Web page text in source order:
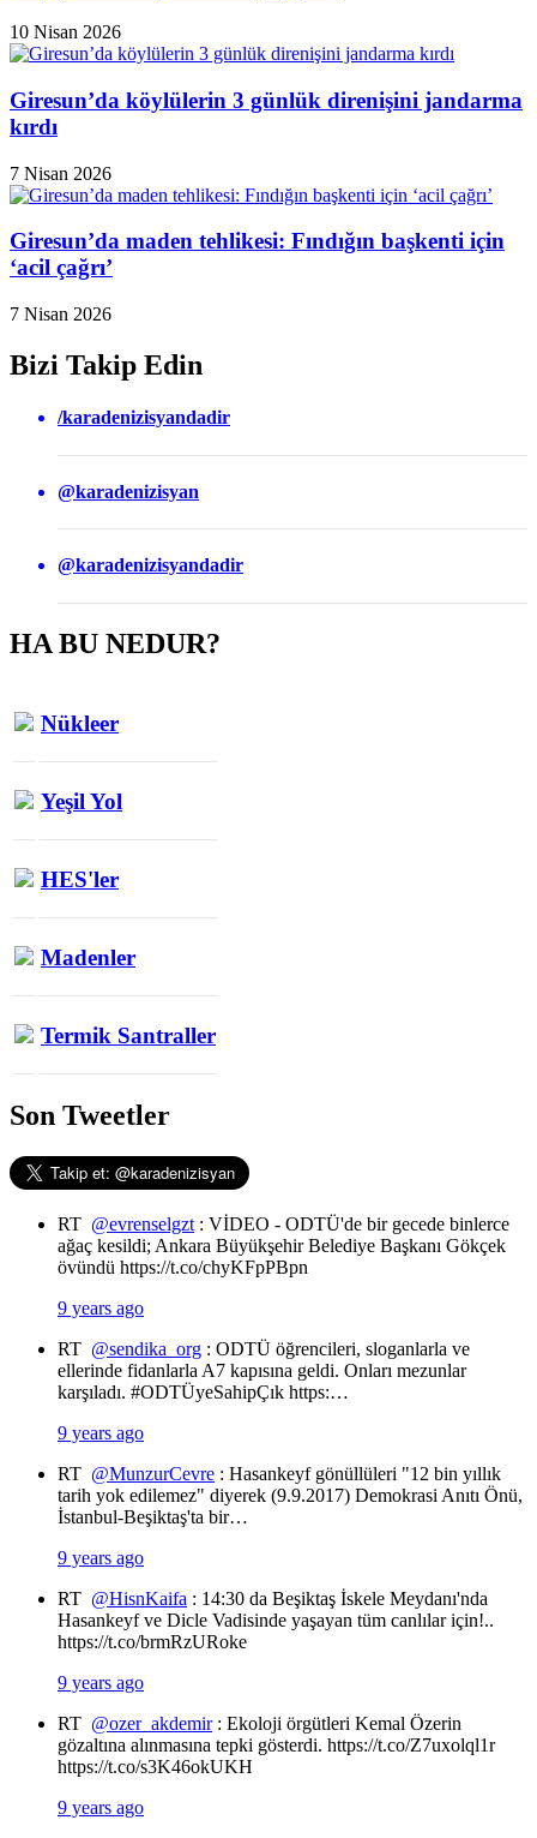
10 Nisan 2026
Giresun’da köylülerin 3 günlük direnişini jandarma
kırdı
7 Nisan 2026
Giresun’da maden tehlikesi: Fındığın başkenti için
‘acil çağrı’
7 Nisan 2026
Bizi Takip Edin
/karadenizisyandadir
@karadenizisyan
@karadenizisyandadir
HA BU NEDUR?
Nükleer
Yeşil Yol
HES'ler
Madenler
Termik Santraller
Son Tweetler
RT @evrenselgzt : VİDEO - ODTÜ'de bir gecede binlerce
ağaç kesildi; Ankara Büyükşehir Belediye Başkanı Gökçek
övündü https://t.co/chyKFpPBpn
9 years ago
RT @sendika_org : ODTÜ öğrencileri, sloganlarla ve
ellerinde fidanlarla A7 kapısına geldi. Onları mezunlar
karşıladı. #ODTÜyeSahipÇık https:…
9 years ago
RT @MunzurCevre : Hasankeyf gönüllüleri "12 bin yıllık
tarih yok edilemez" diyerek (9.9.2017) Demokrasi Anıtı Önü,
İstanbul-Beşiktaş'ta bir…
9 years ago
RT @HisnKaifa : 14:30 da Beşiktaş İskele Meydanı'nda
Hasankeyf ve Dicle Vadisinde yaşayan tüm canlılar için!..
https://t.co/brmRzURoke
9 years ago
RT @ozer_akdemir: Ekoloji örgütleri Kemal Özerin
gözaltına alınmasına tepki gösterdi. https://t.co/Z7uxolql1r
https://t.co/s3K46okUKH
9 years ago